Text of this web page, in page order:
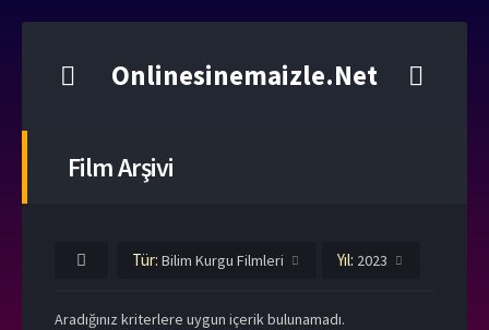
Onlinesinemaizle.Net
Film Arşivi
Tür: Bilim Kurgu Filmleri Yıl: 2023
Aradığınız kriterlere uygun içerik bulunamadı.